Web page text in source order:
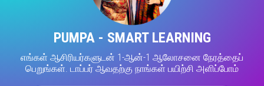
PUMPA - SMART LEARNING
எங்கள் ஆசிரியர்களுடன் 1-ஆன்-1 ஆலோசனை நேரத்தைப்
பெறுங்கள். டாப்பர் ஆவதற்கு நாங்கள் பயிற்சி அளிப்போம்